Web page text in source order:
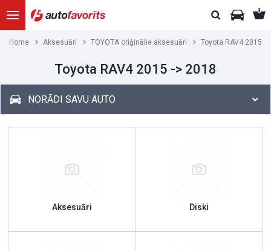
Home Aksesuāri TOYOTA oriģinālie aksesuāri Toyota RAV4 2015 -
Toyota RAV4 2015 -> 2018
NORĀDI SAVU AUTO
Aksesuāri Diski